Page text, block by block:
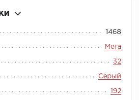
1468
Мега
32
Серый
192